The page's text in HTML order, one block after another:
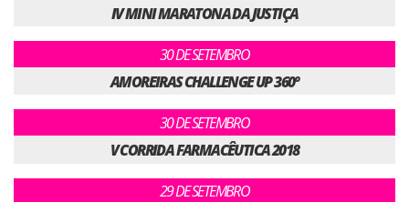
IV MINI MARATONA DA JUSTIÇA
30 DE SETEMBRO
AMOREIRAS CHALLENGE UP 360º
30 DE SETEMBRO
V CORRIDA FARMACÊUTICA 2018
29 DE SETEMBRO